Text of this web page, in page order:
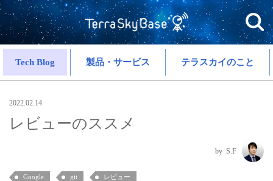
Tech Blog 製品・サービス テラスカイのこと
2022.02.14
レビューのススメ
S.F
Google git レビュー